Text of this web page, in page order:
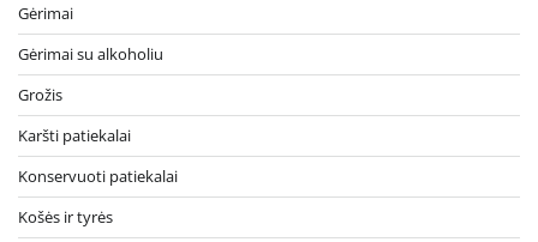
Gėrimai
Gėrimai su alkoholiu
Grožis
Karšti patiekalai
Konservuoti patiekalai
Košės ir tyrės